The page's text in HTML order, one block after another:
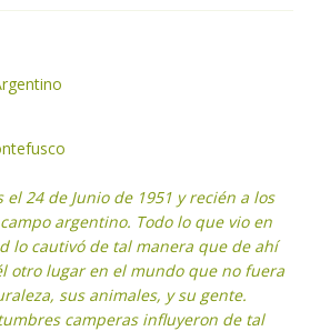
el 24 de Junio de 1951 y recién a los
argentino. Todo lo que vio en
lo cautivó de tal manera que de ahí
otro lugar en el mundo que no fuera
sus animales, y su gente.
camperas influyeron de tal